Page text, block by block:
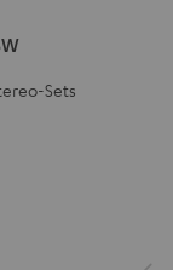
Sets